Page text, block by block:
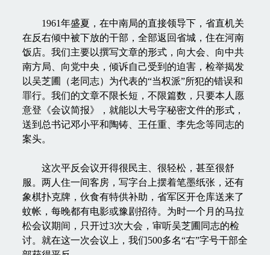
1961年盛夏，在中南局的直接领导下，省直机关
在反右倾中被下放的干部，全部返回省城，住在河南
饭店。我们主要以撰写文章的形式，向大会、向中共
南方局、向党中央，倾诉自己受到的迫害，检举揭发
以吴芝圃（老同志）为代表的“当权派”所犯的错误和
罪行。我们的文章不限长短，不限篇数，只要本人愿
意登《会议简报》，就能以大号字秘密文件的形式，
送到总书记邓小平和陶铸、王任重、李先念等同志的
案头。
这次平反会议开得很民主、很轻松，甚至很舒
服。两人住一间客房，写字台上摆着笔墨纸张，还有
象棋扑克牌，伙食有特供补助，省军区开仓库送来了
蚊帐，每晚都有电影或豫剧招待。为时一个月的马拉
松会议期间，只开过3次大会，审听吴芝圃同志的检
讨。就在这一次会议上，我们500多名“右”字号干部全